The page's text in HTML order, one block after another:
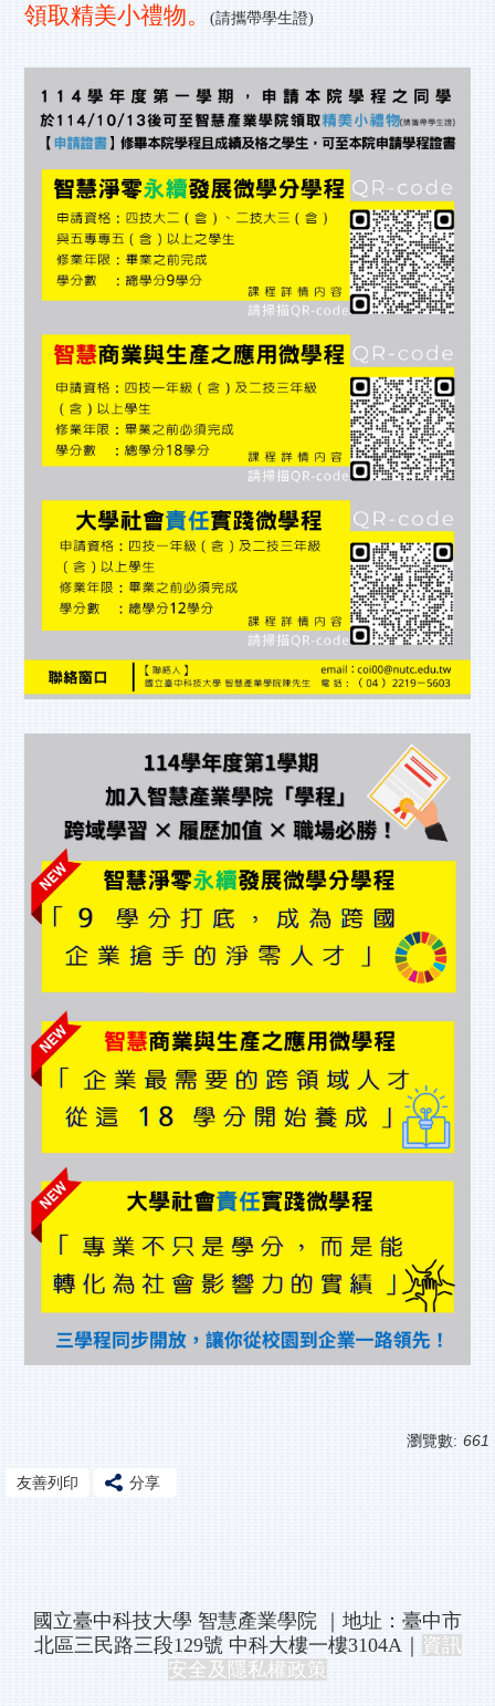
領取精美小禮物。
(請攜帶學生證)
瀏覽數: 661
友善列印 分享
國立臺中科技大學 智慧產業學院 ｜地址：臺中市
北區三民路三段129號 中科大樓一樓3104A｜
資訊
安全及隱私權政策